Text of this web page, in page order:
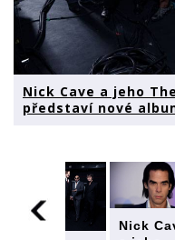
Nick Cave a jeho
představí nové
Nick